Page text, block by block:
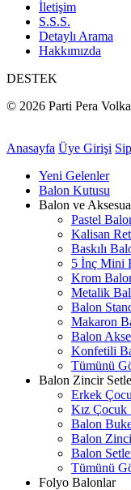
İletişim
S.S.S.
Detaylı Arama
Hakkımızda
DESTEK
© 2026 Parti Pera
Anasayfa Üye Girişi
Yeni Gelenler
Balon Kutusu
Balon ve
Pastel
Kalisan
Baskılı
5 İnç Mini
Krom
Metalik
Balon
Makaron
Balon
Konfetili
Tümünü
Balon Zincir
Erkek
Kız Çocuk
Balon
Balon
Balon
Tümünü
Folyo Balonlar